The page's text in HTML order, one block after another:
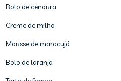
Bolo de cenoura
Creme de milho
Mousse de maracujá
Bolo de laranja